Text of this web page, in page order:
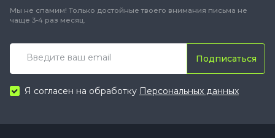
Мы не спамим! Только достойные твоего внимания письма не
чаще 3-4 раз месяц.
Подписаться
Я согласен на обработку Персональных данных